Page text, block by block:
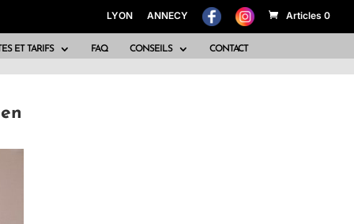
LYON ANNECY Articles 0
ET TARIFS FAQ CONSEILS CONTACT